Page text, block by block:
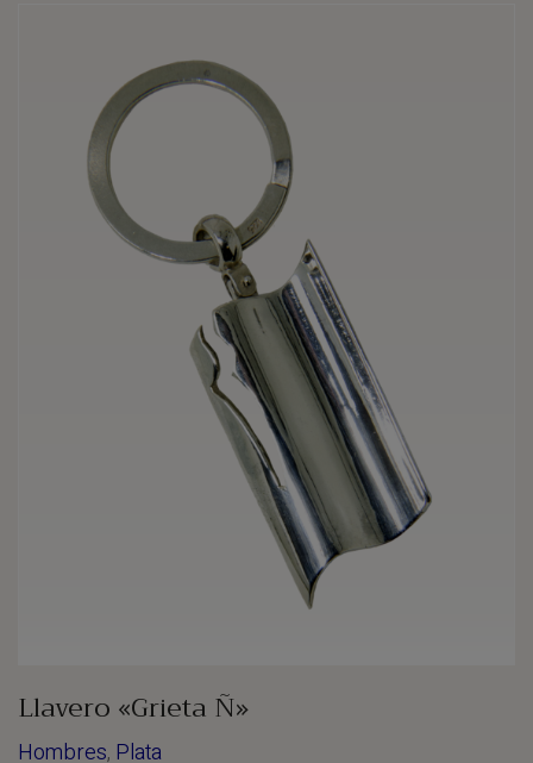
Llavero «Grieta Ñ»
Hombres, Plata